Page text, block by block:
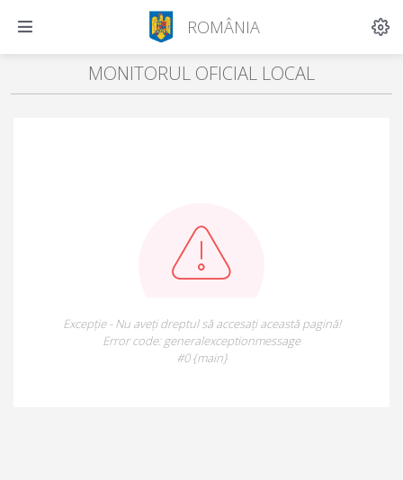
ROMÂNIA
MONITORUL OFICIAL LOCAL
Excepție - Nu aveți dreptul să accesați această pagină!
Error code: generalexceptionmessage
#0 {main}